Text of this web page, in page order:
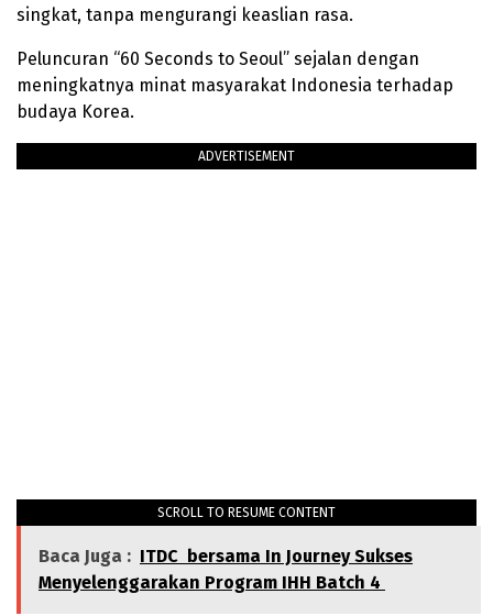
singkat, tanpa mengurangi keaslian rasa.
Peluncuran “60 Seconds to Seoul” sejalan dengan
meningkatnya minat masyarakat Indonesia terhadap
budaya Korea.
ADVERTISEMENT
SCROLL TO RESUME CONTENT
Baca Juga : ITDC bersama In Journey Sukses
Menyelenggarakan Program IHH Batch 4